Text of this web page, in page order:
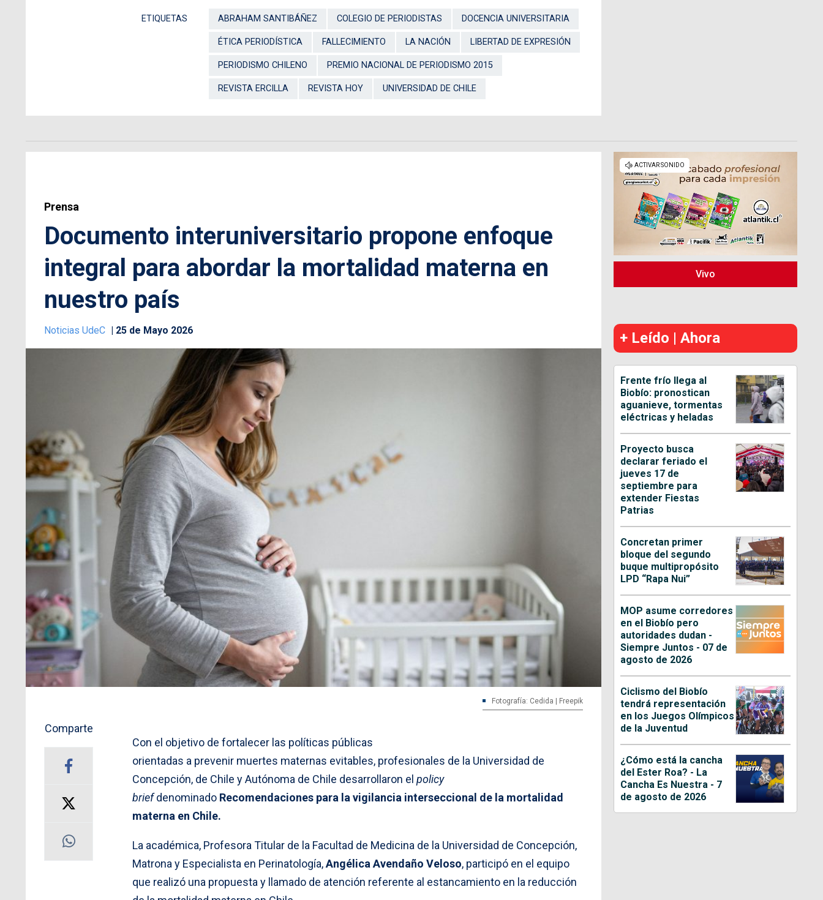
ETIQUETAS ABRAHAM SANTIBÁÑEZ COLEGIO DE PERIODISTAS DOCENCIA UNIVERSITARIA
ÉTICA PERIODÍSTICA FALLECIMIENTO LA NACIÓN LIBERTAD DE EXPRESIÓN
PERIODISMO CHILENO PREMIO NACIONAL DE PERIODISMO 2015
REVISTA ERCILLA REVISTA HOY UNIVERSIDAD DE CHILE
Prensa
Documento interuniversitario propone enfoque
integral para abordar la mortalidad materna en
nuestro país
Noticias UdeC 25 de Mayo 2026
Fotografía: Cedida | Freepik
Comparte
Con el objetivo de fortalecer las políticas públicas
orientadas a prevenir muertes maternas evitables, profesionales de la Universidad de
Concepción, de Chile y Autónoma de Chile desarrollaron el policy
briefdenominado Recomendaciones para la vigilancia interseccional de la mortalidad
materna en Chile.
La académica, Profesora Titular de la Facultad de Medicina de la Universidad de Concepción,
Matrona y Especialista en Perinatología,Angélica Avendaño Veloso, participó en el equipo
que realizó una propuesta y llamado de atención referente al estancamiento en la reducción
Vivo
+ Leído | Ahora
Frente frío llega al
Biobío: pronostican
aguanieve, tormentas
eléctricas y heladas
Proyecto busca
declarar feriado el
jueves 17 de
septiembre para
extender Fiestas
Patrias
Concretan primer
bloque del segundo
buque multipropósito
LPD “Rapa Nui”
MOP asume corredores
en el Biobío pero
autoridades dudan -
Siempre Juntos - 07 de
agosto de 2026
Ciclismo del Biobío
tendrá representación
en los Juegos Olímpicos
de la Juventud
¿Cómo está la cancha
del Ester Roa? - La
Cancha Es Nuestra - 7
de agosto de 2026